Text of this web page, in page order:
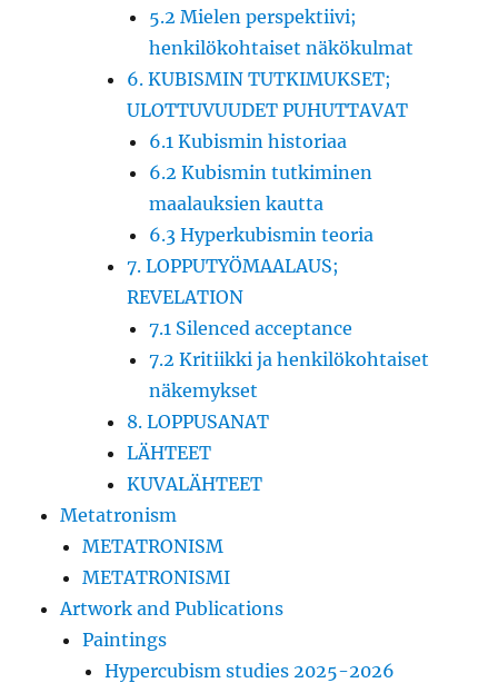
5.2 Mielen perspektiivi;
henkilökohtaiset näkökulmat
6. KUBISMIN TUTKIMUKSET;
ULOTTUVUUDET PUHUTTAVAT
6.1 Kubismin historiaa
6.2 Kubismin tutkiminen
maalauksien kautta
6.3 Hyperkubismin teoria
7. LOPPUTYÖMAALAUS;
REVELATION
7.1 Silenced acceptance
7.2 Kritiikki ja henkilökohtaiset
näkemykset
8. LOPPUSANAT
LÄHTEET
KUVALÄHTEET
Metatronism
METATRONISM
METATRONISMI
Artwork and Publications
Paintings
Hypercubism studies 2025-2026